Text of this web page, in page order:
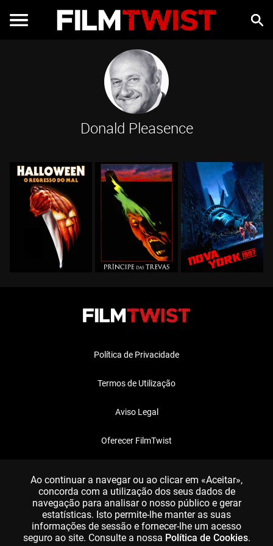
Donald Pleasence
Política de Privacidade
Termos de Utilização
Aviso Legal
Oferecer FilmTwist
Ao continuar a navegar ou ao clicar em «Aceitar»,
concorda com a utilização dos seus dados de
navegação para analisar o nosso público e gerar
estatísticas. Isto permite-lhe manter as suas
informações de sessão e fornecer-lhe um acesso
seguro ao site. Consulte a nossa Política de Cookies.